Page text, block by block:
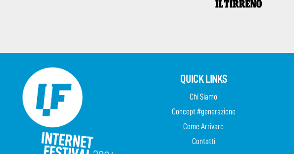
QUICK LINKS
Chi Siamo
Concept #generazione
Come Arrivare
Contatti